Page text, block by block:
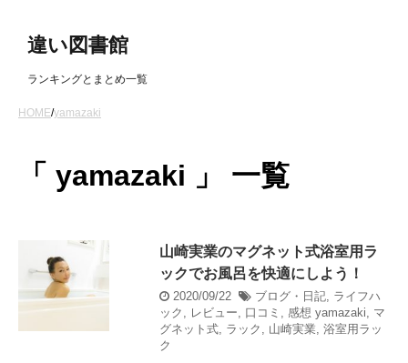
違い図書館
ランキングとまとめ一覧
HOME/yamazaki
「 yamazaki 」 一覧
山崎実業のマグネット式浴室用ラ
ックでお風呂を快適にしよう！
2020/09/22 ブログ・日記 ライフハ
ック
レビュー 口コミ 感想 yamazaki
マ
グネット式 ラック 山崎実業 浴室用ラッ
ク